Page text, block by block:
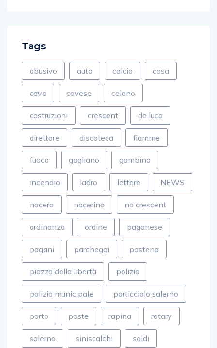
Tags
abusivo auto calcio casa
cava cavese celano
costruzioni crescent de luca
direttore discoteca fiamme
fuoco gagliano gambino
incendio ladro lettere NEWS
nocera nocerina no crescent
ordinanza ordine paganese
pagani parcheggi pastena
piazza della libertà polizia
polizia municipale porticciolo salerno
porto poste rapina rotary
salerno siniscalchi soldi